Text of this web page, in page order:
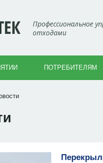
Профессиональное
отходами
ПОТРЕБИТЕЛЯМ